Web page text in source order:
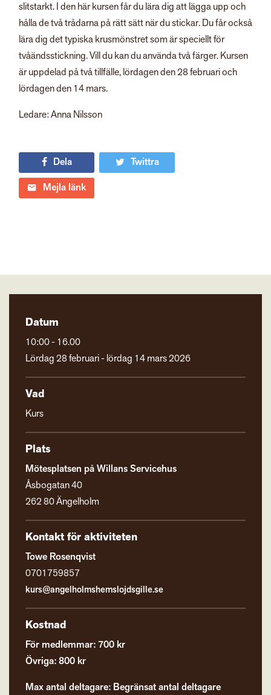
slitstarkt. I den här kursen får du lära dig att lägga upp och
hålla de två trådarna på rätt sätt när du stickar. Du får också
lära dig det typiska krusmönstret som är speciellt för
tvåändsstickning. Vill du kan du använda två färger. Kursen
är uppdelad på två tillfälle, lördagen den 28 februari och
lördagen den 14 mars.
Ledare: Anna Nilsson
Dela
Twittra
Mejla länk
Datum
10:00 - 16.00
Lördag 28 februari - lördag 14 mars 2026
Vad
Kurs
Plats
Mötesplatsen på Willans Servicehus
Åsbogatan 40
262 80 Ängelholm
Kontakt för aktiviteten
Towe Rosenqvist
0701759857
kurs@angelholmshemslojdsgille.se
Kostnad
För medlemmar: 700 kr
Övriga: 800 kr
Max antal deltagare: Begränsat antal deltagare